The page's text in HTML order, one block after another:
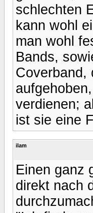
schlechten
kann wohl
man wohl
Bands,
Coverband,
verdienen;
ist sie eine
ilam
Einen ganz
direkt nach